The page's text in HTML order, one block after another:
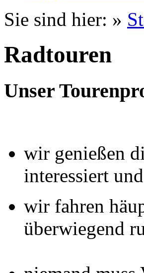
Sie sind hier: »
Radtouren
Unser
wir genießen
interessiert
wir fahren
überwiegend